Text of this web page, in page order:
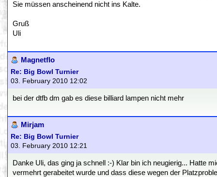
Sie müssen anscheinend nicht ins Kalte.
Gruß
Uli
Magnetflo
Re: Big Bowl Turnier
03. February 2010 12:02
bei der dtfb dm gab es diese billiard lampen nicht mehr
Mirjam
Re: Big Bowl Turnier
03. February 2010 12:21
Danke Uli, das ging ja schnell :-) Klar bin ich neugierig... Hatte
vermehrt gerabeitet wurde und dass diese wegen der